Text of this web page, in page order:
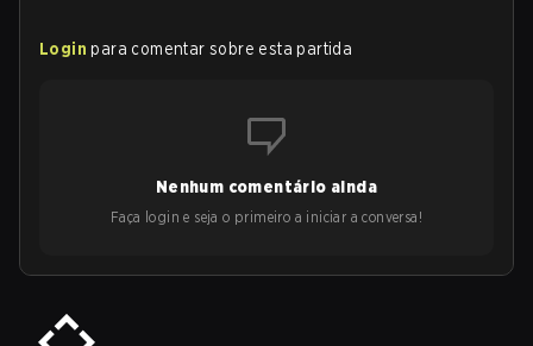
Login para comentar sobre esta partida
Nenhum comentário ainda
Faça login e seja o primeiro a iniciar a conversa!